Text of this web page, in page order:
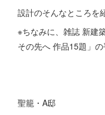
設計のそんなところを
※ちなみに、雑誌 新建
その先へ 作品15題」
聖籠・A邸